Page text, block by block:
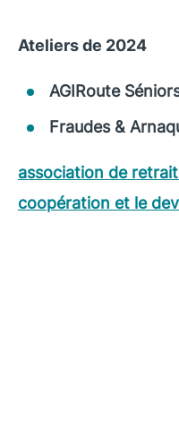
Ateliers de 2024
AGIRoute
Fraudes &
association de
coopération et le